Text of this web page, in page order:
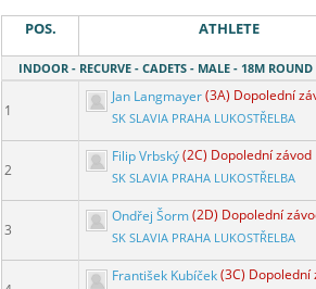
POS. ATHLETE
INDOOR - RECURVE - CADETS - MALE - 18M ROUND
1
Jan Langmayer(3A) Dopolední
SK SLAVIA PRAHA LUKOSTŘELBA
2
Filip Vrbský(2C) Dopolední závod
SK SLAVIA PRAHA LUKOSTŘELBA
3
Ondřej Šorm(2D) Dopolední
SK SLAVIA PRAHA LUKOSTŘELBA
František Kubíček(3C) Dopolední